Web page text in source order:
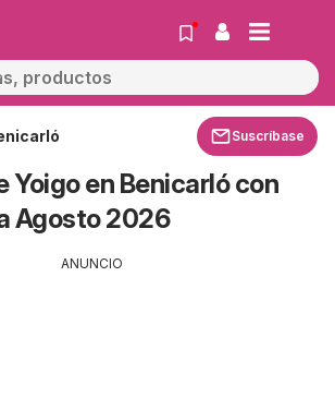
Suscríbase
Yoigo en Benicarló con
Agosto 2026
ANUNCIO